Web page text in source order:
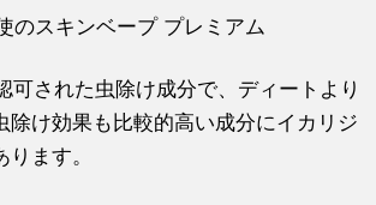
のスキンベープ プレミアム
可された虫除け成分で、ディートより
除け効果も比較的高い成分にイカリジ
ます。